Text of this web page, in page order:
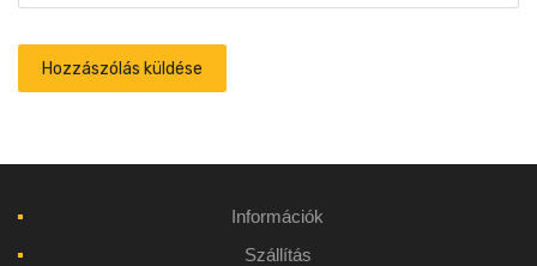
Információk
Szállítás